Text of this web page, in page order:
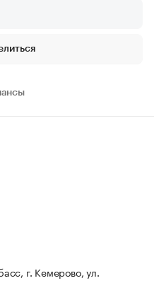
г. Кемерово, ул.